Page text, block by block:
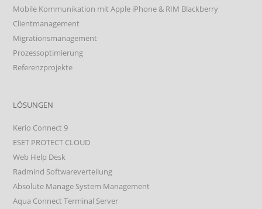
Mobile Kommunikation mit Apple iPhone & RIM Blackberry
Clientmanagement
Migrationsmanagement
Prozessoptimierung
Referenzprojekte
LÖSUNGEN
Kerio Connect 9
ESET PROTECT CLOUD
Web Help Desk
Radmind Softwareverteilung
Absolute Manage System Management
Aqua Connect Terminal Server